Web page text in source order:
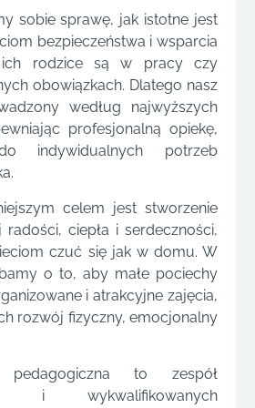
sobie sprawę, jak istotne jest
bezpieczeństwa i wsparcia
rodzice są w pracy czy
obowiązkach. Dlatego nasz
według najwyższych
profesjonalną opiekę,
indywidualnych potrzeb
celem jest stworzenie
radości, ciepła i serdeczności,
czuć się jak w domu. W
o to, aby małe pociechy
i atrakcyjne zajęcia,
rozwój fizyczny, emocjonalny
to zespół
i wykwalifikowanych